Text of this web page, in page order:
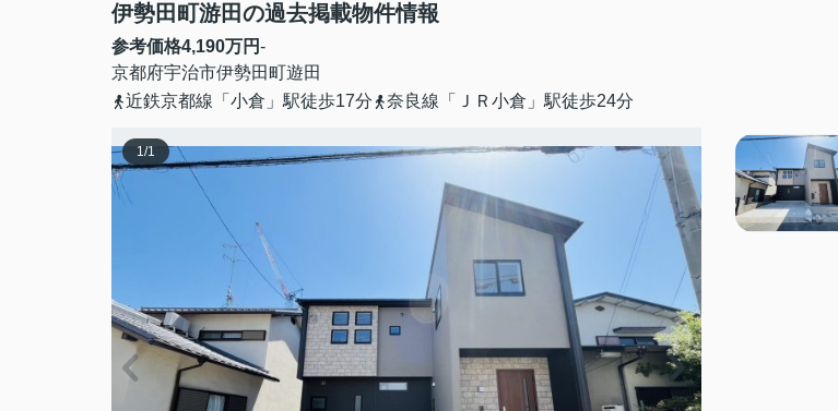
伊勢田町游田の過去掲載物件情報
参考価格4,190万円-
京都府宇治市伊勢田町遊田
近鉄京都線「小倉」駅徒歩17分
奈良線「ＪＲ小倉」駅徒歩24分
1/1